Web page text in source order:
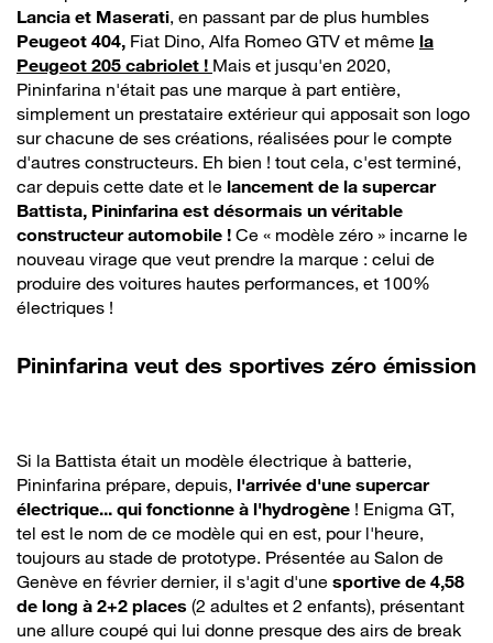
Lancia et Maserati, en passant par de plus humbles
Peugeot 404, Fiat Dino, Alfa Romeo GTV et même la
Peugeot 205 cabriolet ! Mais et jusqu'en 2020,
Pininfarina n'était pas une marque à part entière,
simplement un prestataire extérieur qui apposait son logo
sur chacune de ses créations, réalisées pour le compte
d'autres constructeurs. Eh bien ! tout cela, c'est terminé,
car depuis cette date et le lancement de la supercar
Battista, Pininfarina est désormais un véritable
constructeur automobile ! Ce « modèle zéro » incarne le
nouveau virage que veut prendre la marque : celui de
produire des voitures hautes performances, et 100%
électriques !
Pininfarina veut des sportives zéro émission
Si la Battista était un modèle électrique à batterie,
Pininfarina prépare, depuis, l'arrivée d'une supercar
électrique... qui fonctionne à l'hydrogène ! Enigma GT,
tel est le nom de ce modèle qui en est, pour l'heure,
toujours au stade de prototype. Présentée au Salon de
Genève en février dernier, il s'agit d'une sportive de 4,58
de long à 2+2 places (2 adultes et 2 enfants), présentant
une allure coupé qui lui donne presque des airs de break